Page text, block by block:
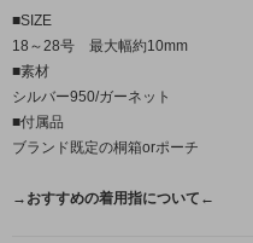
■SIZE
18～28号 最大幅約10mm
■素材
シルバー950/ガーネット
■付属品
ブランド既定の桐箱orポーチ
→おすすめの着用指について←